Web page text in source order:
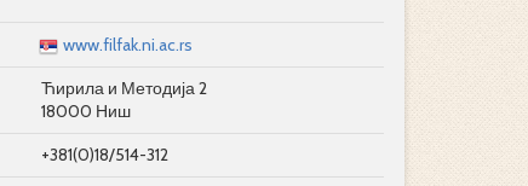
www.filfak.ni.ac.rs
Ћирила и Методија 2
18000 Ниш
+381(0)18/514-312